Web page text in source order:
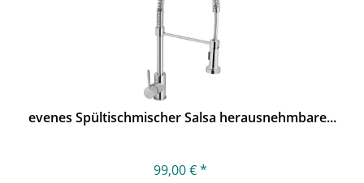
evenes Spültischmischer Salsa herausnehmbare...
99,00 € *